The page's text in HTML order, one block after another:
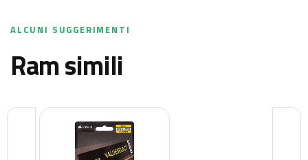
ALCUNI SUGGERIMENTI
ram simili